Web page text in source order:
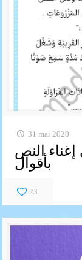
31 mai 2020
إغناء النص
بأقوال
23